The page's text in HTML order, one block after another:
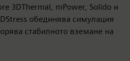
3DThermal, mPower, Solido и
обединява симулация
стабилното вземане на